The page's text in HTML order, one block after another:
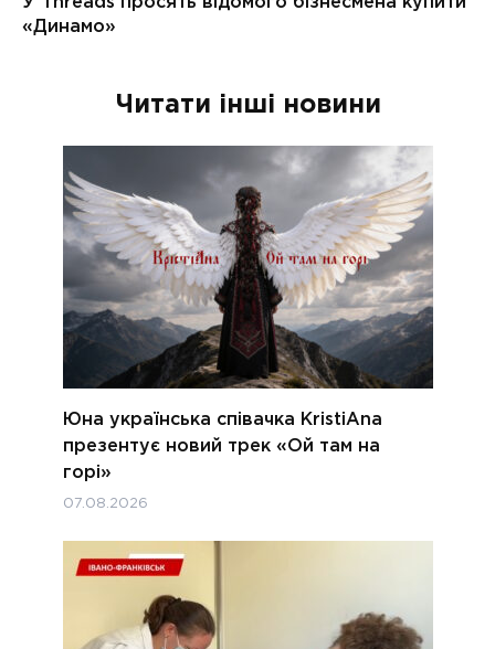
Читати інші новини
Юна українська співачка KristiAna
презентує новий трек «Ой там на
горі»
07.08.2026